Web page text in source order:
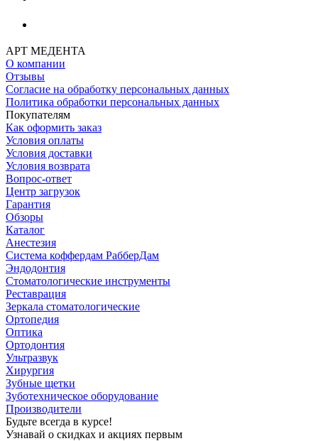
АРТ МЕДЕНТА
О компании
Отзывы
Согласие на обработку персональных данных
Политика обработки персональных данных
Покупателям
Как оформить заказ
Условия оплаты
Условия доставки
Условия возврата
Вопрос-ответ
Центр загрузок
Гарантия
Обзоры
Каталог
Анестезия
Система коффердам РабберДам
Эндодонтия
Стоматологические инструменты
Реставрация
Зеркала стоматологические
Ортопедия
Оптика
Ортодонтия
Ультразвук
Хирургия
Зубные щетки
Зуботехническое оборудование
Производители
Будьте всегда в курсе!
Узнавай о скидках и акциях первым